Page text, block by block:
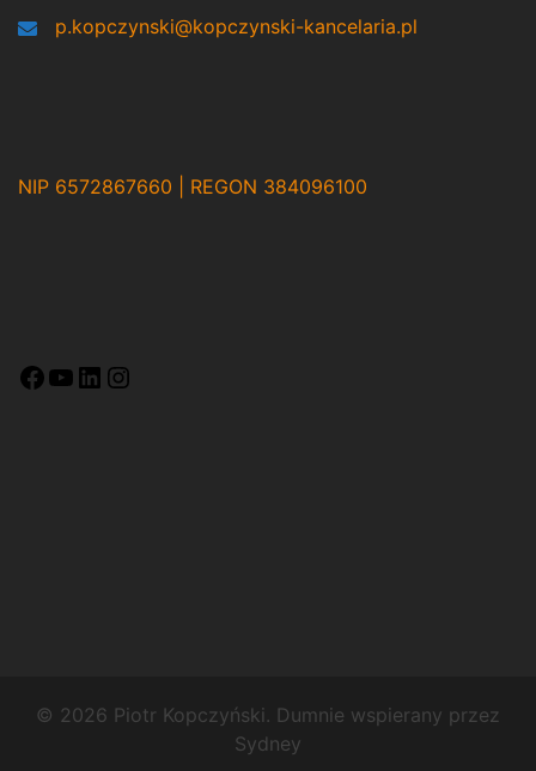
p.kopczynski@kopczynski-kancelaria.pl
NIP 6572867660 | REGON 384096100
Facebook
YouTube
LinkedIn
© 2026 Piotr Kopczyński. Dumnie wspierany przez
Sydney